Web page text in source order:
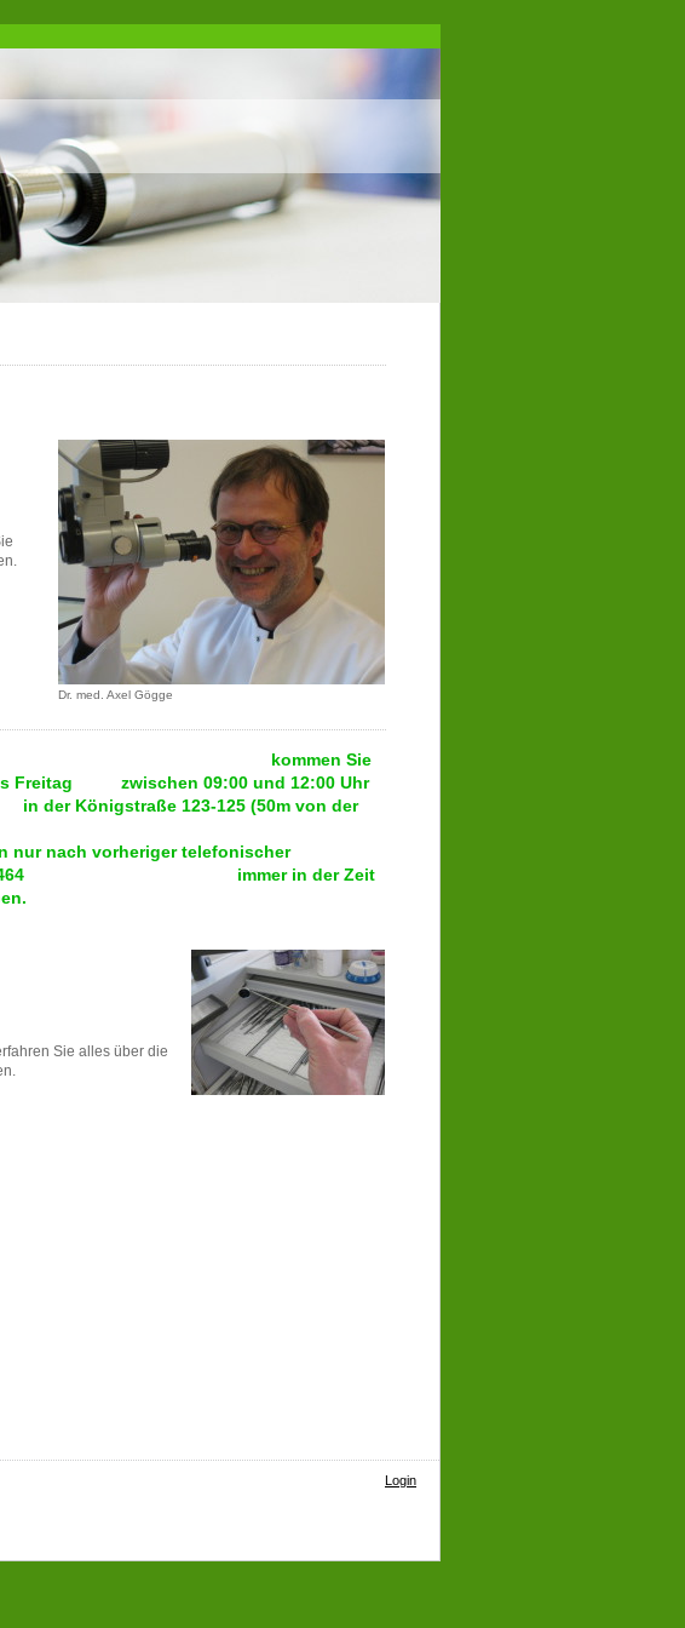
Dr. med. Axel Gögge
kommen Sie
Freitag zwischen 09:00 und 12:00 Uhr
Königstraße 123-125 (50m von der
nur nach vorheriger telefonischer
/ 7 6464 immer in der Zeit
Uhr zu vergeben.
Sie alles über die
Login